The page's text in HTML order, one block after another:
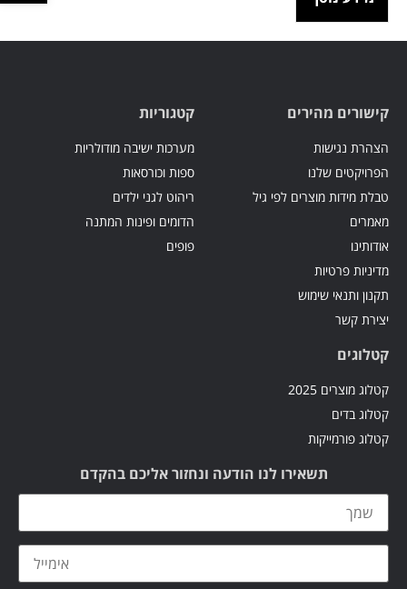
קישורים מהירים
הצהרת נגישות
הפרויקטים שלנו
טבלת מידות מוצרים לפי גיל
מאמרים
אודותינו
מדיניות פרטיות
תקנון ותנאי שימוש
יצירת קשר
קטגוריות
מערכות ישיבה מודולריות
ספות וכורסאות
ריהוט לגני ילדים
הדומים ופינות המתנה
פופים
קטלוגים
קטלוג מוצרים 2025
קטלוג בדים
קטלוג פורמייקות
תשאירו לנו הודעה ונחזור אליכם בהקדם